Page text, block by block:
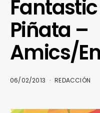
Piñata –
Amics/
06/02/2013 REDACCIÓN